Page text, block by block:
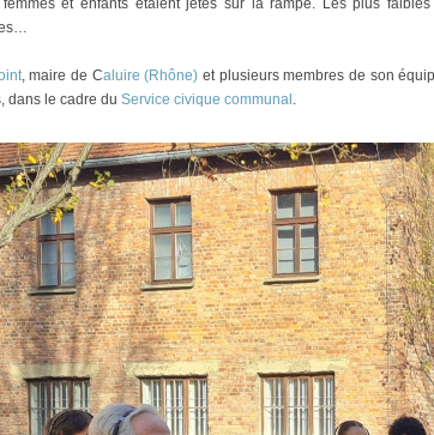
femmes et enfants étaient jetés sur la rampe. Les plus
, maire de Caluire (Rhône)et plusieurs membres de son
dans le cadre du Service civique communal .